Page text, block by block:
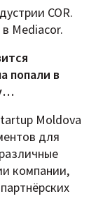
COR.
Mediacor.
попали в
Moldova
для
компании,